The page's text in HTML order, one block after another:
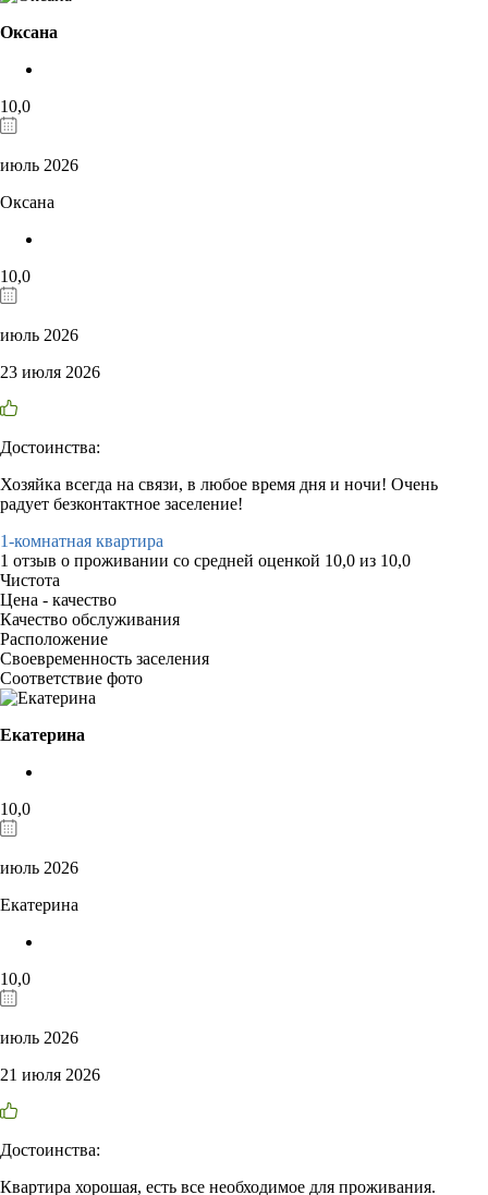
Оксана
10,0
июль 2026
Оксана
10,0
июль 2026
23 июля 2026
Достоинства:
Хозяйка всегда на связи, в любое время дня и ночи! Очень
радует безконтактное заселение!
1-комнатная квартира
1 отзыв о проживании со средней оценкой 10,0 из 10,0
Чистота
Цена - качество
Качество обслуживания
Расположение
Своевременность заселения
Соответствие фото
Екатерина
10,0
июль 2026
Екатерина
10,0
июль 2026
21 июля 2026
Достоинства:
Квартира хорошая, есть все необходимое для проживания.